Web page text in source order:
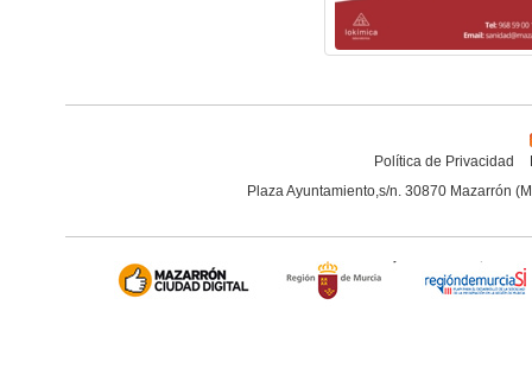
Política de Privacidad
Plaza Ayuntamiento,s/n. 30870 Mazarrón